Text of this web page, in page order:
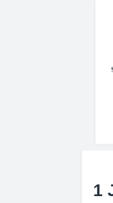
1